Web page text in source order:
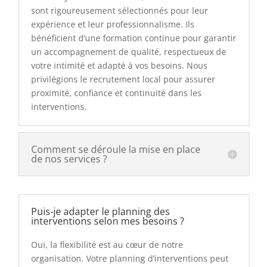
sont rigoureusement sélectionnés pour leur
expérience et leur professionnalisme. Ils
bénéficient d’une formation continue pour garantir
un accompagnement de qualité, respectueux de
votre intimité et adapté à vos besoins. Nous
privilégions le recrutement local pour assurer
proximité, confiance et continuité dans les
interventions.
Comment se déroule la mise en place
de nos services ?
Puis-je adapter le planning des
interventions selon mes besoins ?
Oui, la flexibilité est au cœur de notre
organisation. Votre planning d’interventions peut